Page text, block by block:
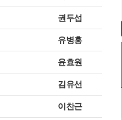
권두섭
유병홍
윤효원
김유선
이찬근